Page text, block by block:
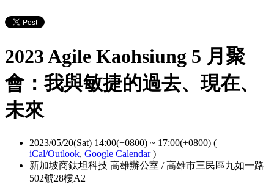
2023 Agile Kaohsiung 5 月聚
會：我與敏捷的過去、現在、
未來
2023/05/20(Sat) 14:00(+0800) ~ 17:00(+0800) (
iCal/Outlook, Google Calendar)
新加坡商鈦坦科技 高雄辦公室 / 高雄市三民區九如一路
502號28樓A2